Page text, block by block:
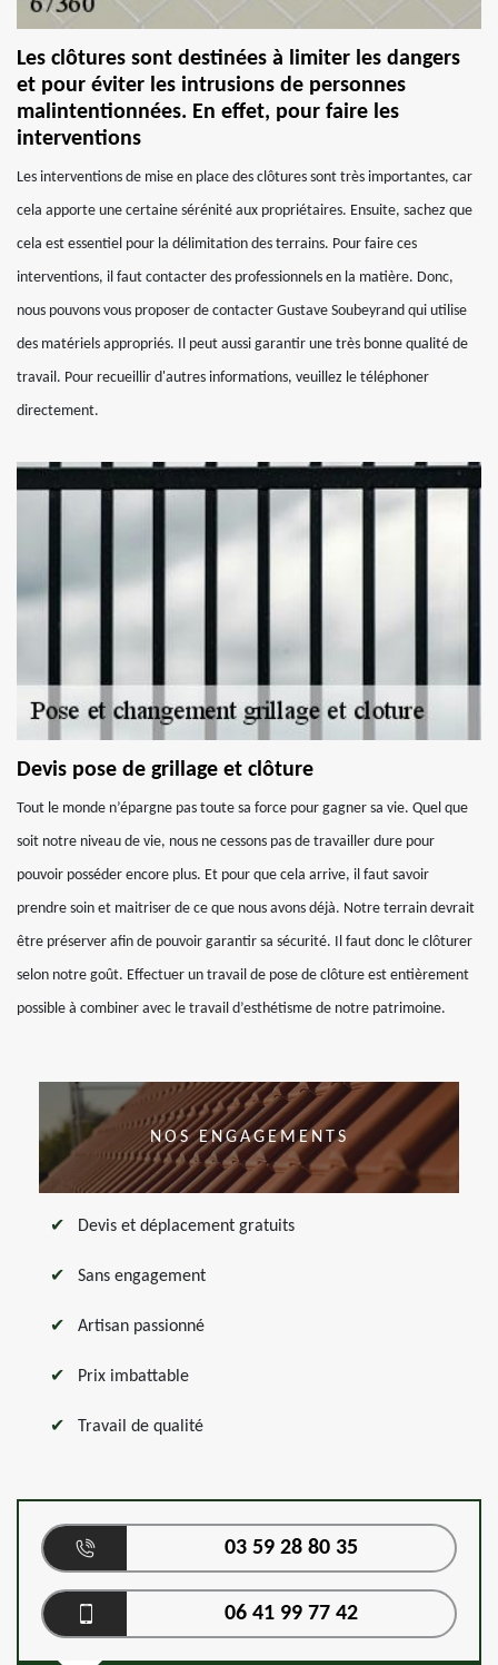
Les clôtures sont destinées à limiter les dangers
et pour éviter les intrusions de personnes
malintentionnées. En effet, pour faire les
interventions
Les interventions de mise en place des clôtures sont très importantes, car
cela apporte une certaine sérénité aux propriétaires. Ensuite, sachez que
cela est essentiel pour la délimitation des terrains. Pour faire ces
interventions, il faut contacter des professionnels en la matière. Donc,
nous pouvons vous proposer de contacter Gustave Soubeyrand qui utilise
des matériels appropriés. Il peut aussi garantir une très bonne qualité de
travail. Pour recueillir d'autres informations, veuillez le téléphoner
directement.
Devis pose de grillage et clôture
Tout le monde n’épargne pas toute sa force pour gagner sa vie. Quel que
soit notre niveau de vie, nous ne cessons pas de travailler dure pour
pouvoir posséder encore plus. Et pour que cela arrive, il faut savoir
prendre soin et maitriser de ce que nous avons déjà. Notre terrain devrait
être préserver afin de pouvoir garantir sa sécurité. Il faut donc le clôturer
selon notre goût. Effectuer un travail de pose de clôture est entièrement
possible à combiner avec le travail d’esthétisme de notre patrimoine.
NOS ENGAGEMENTS
Devis et déplacement gratuits
Sans engagement
Artisan passionné
Prix imbattable
Travail de qualité
03 59 28 80 35
06 41 99 77 42